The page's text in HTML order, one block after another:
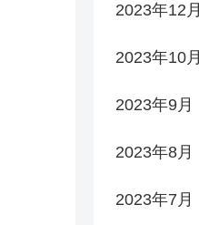
2023年12月
2023年10月
2023年9月
2023年8月
2023年7月